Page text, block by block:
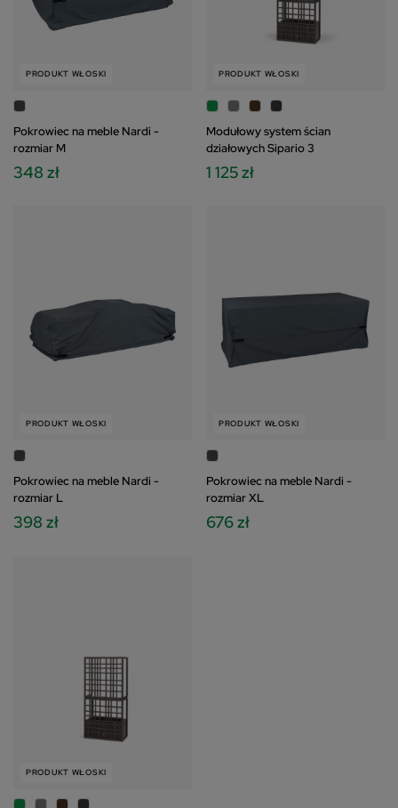
ustawienia prywatności".
PRODUKT WŁOSKI
Pokrowiec na meble Nardi -
rozmiar M
348 zł
PRODUKT WŁOSKI
Modułowy system ścian
działowych Sipario 3
1 125 zł
PRODUKT WŁOSKI
Pokrowiec na meble Nardi -
rozmiar L
398 zł
PRODUKT WŁOSKI
Pokrowiec na meble Nardi -
rozmiar XL
676 zł
PRODUKT WŁOSKI